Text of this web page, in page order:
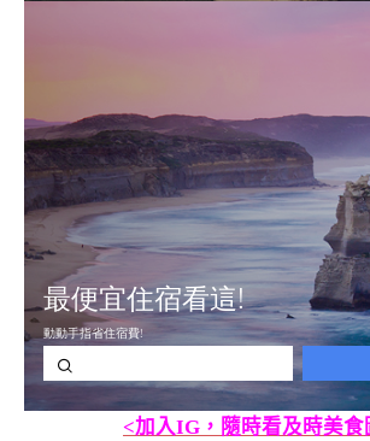
<加入IG，隨時看及時美食